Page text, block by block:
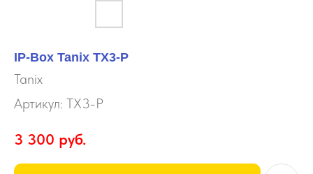
IP-Box Tanix TX3-P
Tanix
Артикул: TX3-P
3 300 руб.